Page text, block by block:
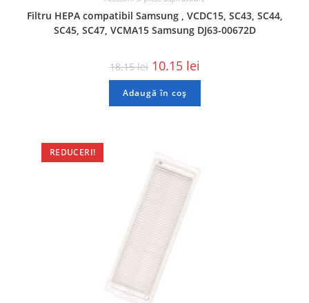
Filtru HEPA compatibil Samsung , VCDC15, SC43, SC44,
SC45, SC47, VCMA15 Samsung DJ63-00672D
18.15lei 10.15 lei
Adaugă în coș
REDUCERI!